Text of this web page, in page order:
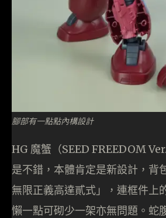
腳部有一點點內構設計
HG 魔蟹（SEED FREEDOM
是不錯，本體肯定是新設計，背
無限正義高達貳式」，連框件上
懶一點可砌少一架亦無問題。蛇